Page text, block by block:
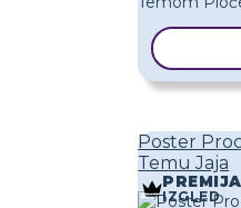
Poster
Temu Jaja
PREMIJA
IZGLED